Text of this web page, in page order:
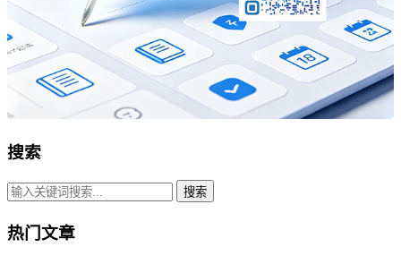
搜索
搜索
热门文章